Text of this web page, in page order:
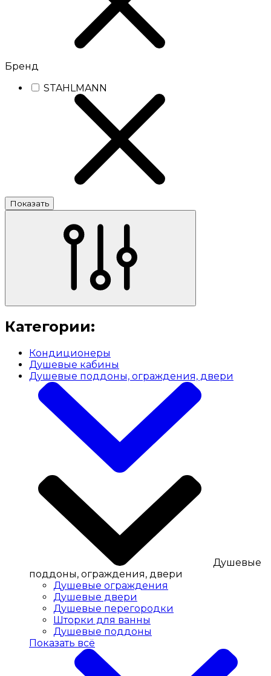
Бренд
STAHLMANN
Показать
Категории:
Кондиционеры
Душевые кабины
Душевые поддоны, ограждения, двери
Душевые
поддоны, ограждения, двери
Душевые ограждения
Душевые двери
Душевые перегородки
Шторки для ванны
Душевые поддоны
Показать всё